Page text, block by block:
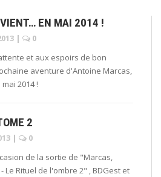
EN MAI 2014 !
|
0
et aux espoirs de bon
aventure d'Antoine Marcas,
2014 !
2
|
0
de la sortie de "Marcas,
Le Rituel de l'ombre 2" , BDGest et